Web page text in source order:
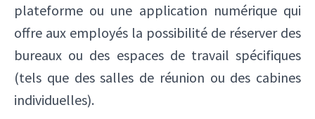
plateforme ou une application numérique qui
offre aux employés la possibilité de réserver des
bureaux ou des espaces de travail spécifiques
(tels que des salles de réunion ou des cabines
individuelles).